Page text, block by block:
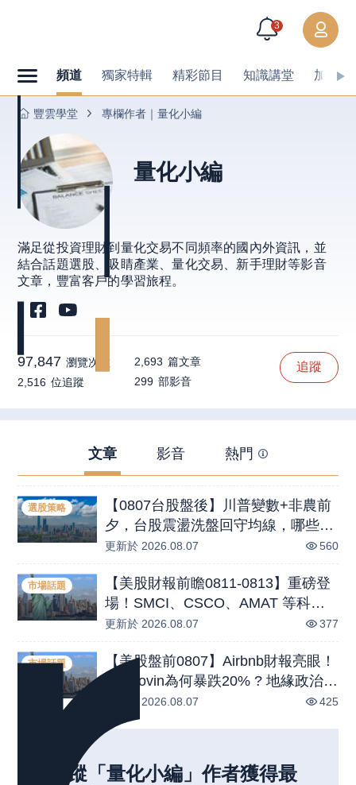
3
頻道 獨家特輯 精彩節目 知識講堂 加值內
豐雲學堂 專欄作者｜量化小編
量化小編
滿足從投資理財到量化交易不同頻率的國內外資訊，並
結合話題選股、吸睛產業、量化交易、新手理財等影音
文章，豐富客戶的學習旅程。
97,847 瀏覽次數
2,516 位追蹤
2,693 篇文章
299 部影音
追蹤
文章 影音 熱門
選股策略
【0807台股盤後】川普變數+非農前
夕，台股震盪洗盤回守均線，哪些族
群表現強勢？營收創高模範生:上銀、
鼎元、聯茂
更新於 2026.08.07 560
市場話題
【美股財報前瞻0811-0813】重磅登
場！SMCI、CSCO、AMAT 等科技
與醫療巨頭，最新解析與展望
更新於 2026.08.07 377
市場話題
【美股盤前0807】Airbnb財報亮眼！
AppLovin為何暴跌20% ? 地緣政治與
升息陰影籠罩美股 ?
2026.08.07 425
追蹤「 量化小編 」作者獲得最